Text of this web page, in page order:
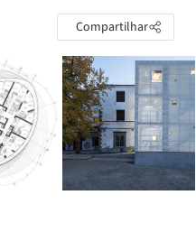
Compartilhar